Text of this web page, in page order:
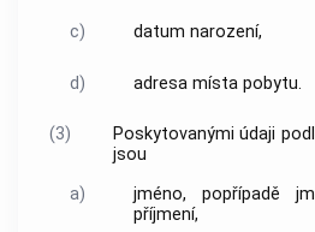
c) datum narození,
d) adresa místa pobytu.
(3)
Poskytovanými údaji
jsou
a)
jméno, popřípadě
příjmení,